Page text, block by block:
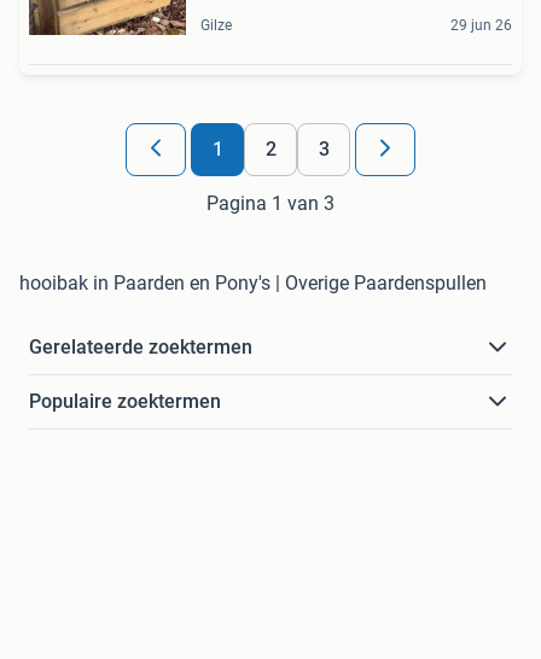
Gilze 29 jun 26
1 2 3
Pagina 1 van 3
hooibak in Paarden en Pony's | Overige Paardenspullen
Gerelateerde zoektermen
Populaire zoektermen